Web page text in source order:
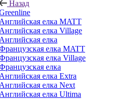
Назад
Английская елка MATT
Английская елка Village
Английская елка
елка MATT
елка Village
елка
Английская елка Extra
Английская елка Next
Английская елка Ultima